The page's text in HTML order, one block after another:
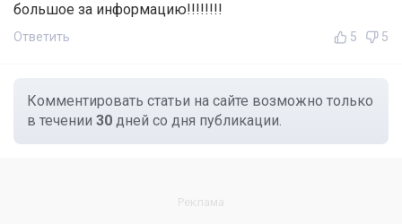
большое за информацию!!!!!!!!
Ответить 5 5
Комментировать статьи на сайте возможно только
в течении 30 дней со дня публикации.